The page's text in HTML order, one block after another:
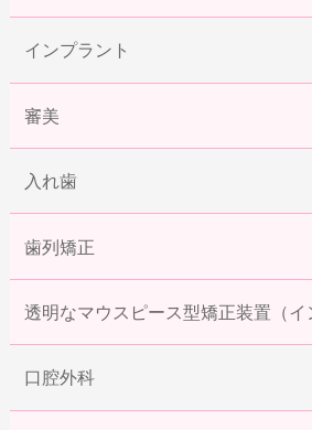
インプラント
審美
入れ歯
歯列矯正
透明なマウスピース型矯正装置（イ
口腔外科